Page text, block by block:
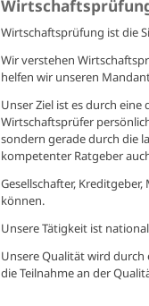
Wirtschaftsprüfung ist die
Wir verstehen
helfen wir unseren
Unser Ziel ist es durch
Wirtschaftsprüfer
sondern gerade durch die
kompetenter Ratgeber
Gesellschafter,
können.
Unsere Tätigkeit ist
Unsere Qualität wird
die Teilnahme an der